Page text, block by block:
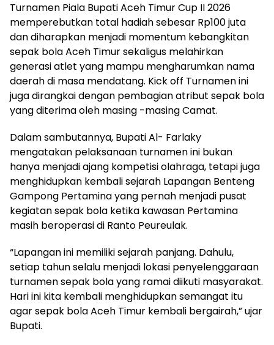
Turnamen Piala Bupati Aceh Timur Cup II 2026
memperebutkan total hadiah sebesar Rp100 juta
dan diharapkan menjadi momentum kebangkitan
sepak bola Aceh Timur sekaligus melahirkan
generasi atlet yang mampu mengharumkan nama
daerah di masa mendatang. Kick off Turnamen ini
juga dirangkai dengan pembagian atribut sepak bola
yang diterima oleh masing -masing Camat.
Dalam sambutannya, Bupati Al- Farlaky
mengatakan pelaksanaan turnamen ini bukan
hanya menjadi ajang kompetisi olahraga, tetapi juga
menghidupkan kembali sejarah Lapangan Benteng
Gampong Pertamina yang pernah menjadi pusat
kegiatan sepak bola ketika kawasan Pertamina
masih beroperasi di Ranto Peureulak.
“Lapangan ini memiliki sejarah panjang. Dahulu,
setiap tahun selalu menjadi lokasi penyelenggaraan
turnamen sepak bola yang ramai diikuti masyarakat.
Hari ini kita kembali menghidupkan semangat itu
agar sepak bola Aceh Timur kembali bergairah,” ujar
Bupati.